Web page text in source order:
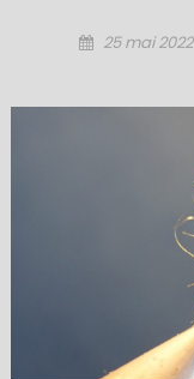
Posted
25 mai 2022